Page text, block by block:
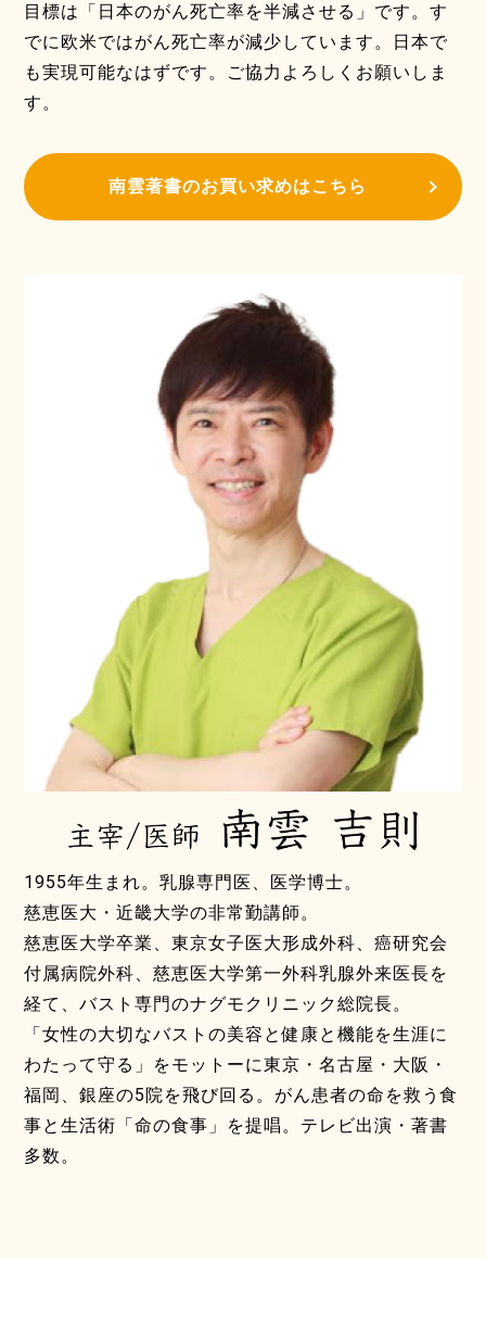
目標は「日本のがん死亡率を半減させる」です。す
でに欧米ではがん死亡率が減少しています。日本で
も実現可能なはずです。ご協力よろしくお願いしま
す。
南雲著書のお買い求めはこちら
1955年生まれ。乳腺専門医、医学博士。
慈恵医大・近畿大学の非常勤講師。
慈恵医大学卒業、東京女子医大形成外科、癌研究会
付属病院外科、慈恵医大学第一外科乳腺外来医長を
経て、バスト専門のナグモクリニック総院長。
「女性の大切なバストの美容と健康と機能を生涯に
わたって守る」をモットーに東京・名古屋・大阪・
福岡、銀座の5院を飛び回る。がん患者の命を救う食
事と生活術「命の食事」を提唱。テレビ出演・著書
多数。